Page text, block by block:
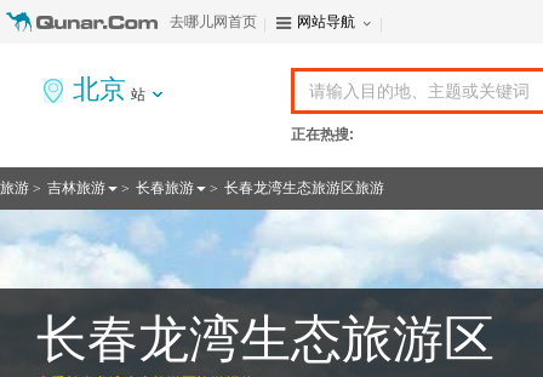
去哪儿网首页 网站导航
北京 站
正在热搜:
旅游 > 吉林旅游 > 长春旅游 > 长春龙湾生态旅游区旅游
长春龙湾生态旅游区